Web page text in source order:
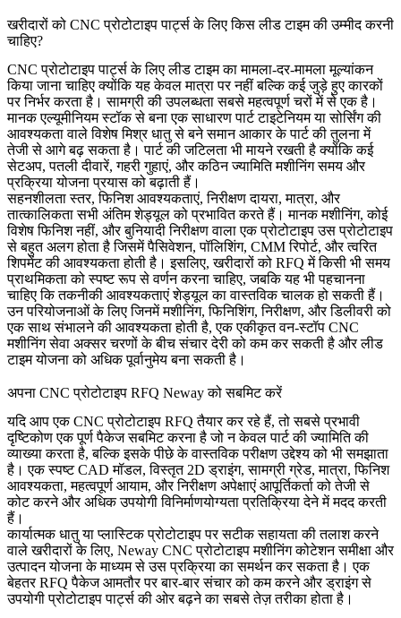
खरीदारों को CNC प्रोटोटाइप पार्ट्स के लिए किस लीड टाइम की उम्मीद करनी
चाहिए?
CNC प्रोटोटाइप पार्ट्स के लिए लीड टाइम का मामला-दर-मामला मूल्यांकन
किया जाना चाहिए क्योंकि यह केवल मात्रा पर नहीं बल्कि कई जुड़े हुए कारकों
पर निर्भर करता है। सामग्री की उपलब्धता सबसे महत्वपूर्ण चरों में से एक है।
मानक एल्यूमीनियम स्टॉक से बना एक साधारण पार्ट टाइटेनियम या सोर्सिंग की
आवश्यकता वाले विशेष मिश्र धातु से बने समान आकार के पार्ट की तुलना में
तेजी से आगे बढ़ सकता है। पार्ट की जटिलता भी मायने रखती है क्योंकि कई
सेटअप, पतली दीवारें, गहरी गुहाएं, और कठिन ज्यामिति मशीनिंग समय और
प्रक्रिया योजना प्रयास को बढ़ाती हैं।
सहनशीलता स्तर, फिनिश आवश्यकताएं, निरीक्षण दायरा, मात्रा, और
तात्कालिकता सभी अंतिम शेड्यूल को प्रभावित करते हैं। मानक मशीनिंग, कोई
विशेष फिनिश नहीं, और बुनियादी निरीक्षण वाला एक प्रोटोटाइप उस प्रोटोटाइप
से बहुत अलग होता है जिसमें पैसिवेशन, पॉलिशिंग, CMM रिपोर्ट, और त्वरित
शिपमेंट की आवश्यकता होती है। इसलिए, खरीदारों को RFQ में किसी भी समय
प्राथमिकता को स्पष्ट रूप से वर्णन करना चाहिए, जबकि यह भी पहचानना
चाहिए कि तकनीकी आवश्यकताएं शेड्यूल का वास्तविक चालक हो सकती हैं।
उन परियोजनाओं के लिए जिनमें मशीनिंग, फिनिशिंग, निरीक्षण, और डिलीवरी को
एक साथ संभालने की आवश्यकता होती है, एक एकीकृतवन-स्टॉप CNC
मशीनिंग सेवा अक्सर चरणों के बीच संचार देरी को कम कर सकती है और लीड
टाइम योजना को अधिक पूर्वानुमेय बना सकती है।
अपना CNC प्रोटोटाइप RFQ Neway को सबमिट करें
यदि आप एक CNC प्रोटोटाइप RFQ तैयार कर रहे हैं, तो सबसे प्रभावी
दृष्टिकोण एक पूर्ण पैकेज सबमिट करना है जो न केवल पार्ट की ज्यामिति की
व्याख्या करता है, बल्कि इसके पीछे के वास्तविक परीक्षण उद्देश्य को भी समझाता
है। एक स्पष्ट CAD मॉडल, विस्तृत 2D ड्राइंग, सामग्री ग्रेड, मात्रा, फिनिश
आवश्यकता, महत्वपूर्ण आयाम, और निरीक्षण अपेक्षाएं आपूर्तिकर्ता को तेजी से
कोट करने और अधिक उपयोगी विनिर्माणयोग्यता प्रतिक्रिया देने में मदद करती
हैं।
कार्यात्मक धातु या प्लास्टिक प्रोटोटाइप पर सटीक सहायता की तलाश करने
वाले खरीदारों के लिए, Neway CNC प्रोटोटाइप मशीनिंग कोटेशनसमीक्षा और
उत्पादन योजना के माध्यम से उस प्रक्रिया का समर्थन कर सकता है। एक
बेहतर RFQ पैकेज आमतौर पर बार-बार संचार को कम करने और ड्राइंग से
उपयोगी प्रोटोटाइप पार्ट्स की ओर बढ़ने का सबसे तेज़ तरीका होता है।